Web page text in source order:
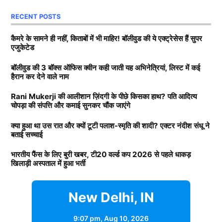
नंदीश ने पलाश और स्मृति के रिश्ते के बारे में बात करते हुए आगे
कहा, कारण जो भी रहा हो. लेकिन मैंने दोनों का प्यार देखा है. दोनों
पिछले पांच-छह सालों से एक-दूसरे के साथ हैं और दीवानों की तरह
प्यार करते हैं. वह अच्छे कपल थे और साथ में अच्छे लगते थे.
Daughters of Bollywood Actresses: मां से भी ज्यादा
खूबसूरत? इन 3 बॉलीवुड एक्ट्रेसेस की बेटियों ने लूटी महफिल
TAGGED: Palash Muchhal smriti mandhana
Next Article
भारतीय खिलाड़ी को क्या हुआ?
हम जिस खिलाड़ी की बात कर रहे हैं, वह भारतीय खिलाड़ी
(Indian Player)सरफराज खान हैं. क्रिकट्रैकर की रिपोर्ट के
मुताबिक वायरल फीवर की वजह से सरफराज खान को अस्पताल
में भर्ती करवाया गया है. वहीं, सरफराज फिलहाल रणजी ट्रॉफी में
मुंबई के लिए खेल रहे हैं. 6 फरवरी को मुंबई को क्वार्टर फाइनल
कर्नाटक से खेलना था. लेकिन उससे पहले ही सरफराज खान की
तबियत खराब हो गई. अब उनके भर्ती होने की वजग से मुंबई की
टीम टेंशन में है.
रणजी ट्रॉफी 2025-26 में सरफराज खान
RECENT POSTS
कैमरे के सामने ही नहीं, किताबों में भी माहिर! बॉलीवुड की ये एक्ट्रेसेस हैं सुपर
एजुकेटेड
बॉलीवुड की 3 बॉक्स ऑफिस क्वीन कही जाती यह अभिनेत्रियां, लिस्ट में कई
हैरान कर देने वाले नाम
Rani Mukerji की आलीशान ज़िंदगी के पीछे किसका हाथ? पति आदित्य
चोपड़ा की संपत्ति और कमाई सुनकर चौंक जाएंगे
क्या हुआ था उस रात और क्यों टूटी पलाश-स्मृति की शादी? एक्टर नंदीश संधू ने
बताई सच्चाई
भारतीय फैंस के लिए बुरी खबर, टी20 वर्ल्ड कप 2026 से पहले धाकड़
खिलाड़ी अस्पताल में हुआ भर्ती
New Delhi, IN
9:07 pm, Aug 10, 2026